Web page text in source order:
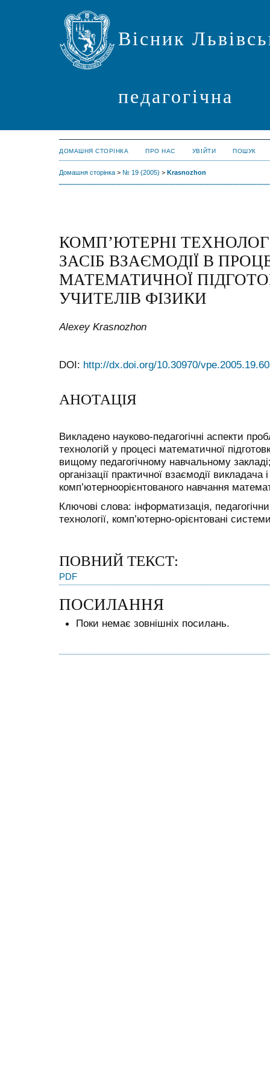
Вісник
педагогічна
ДОМАШНЯ СТОРІНКА ПРО НАС УВІЙТИ ПОШУК
Домашня сторінка > № 19 (2005) > Krasnozhon
КОМП’ЮТЕРНІ
ЗАСІБ ВЗАЄМОДІЇ В
МАТЕМАТИЧНОЇ
УЧИТЕЛІВ ФІЗИКИ
Alexey Krasnozhon
DOI: http://dx.doi.org/10.30970/
АНОТАЦІЯ
Викладено науково-педагогічні аспекти
технологій у процесі математичної
вищому педагогічному навчальному
організації практичної взаємодії
комп’ютерноорієнтованого навчання
Ключові слова: інформатизація,
технології, комп’ютерно-орієнтовані
ПОВНИЙ ТЕКСТ:
PDF
ПОСИЛАННЯ
Поки немає зовнішніх посилань.